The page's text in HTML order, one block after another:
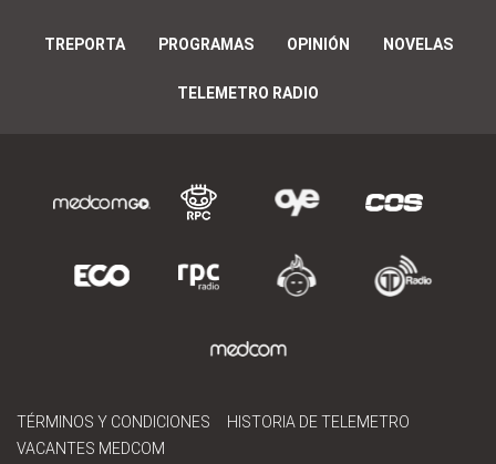
TREPORTA PROGRAMAS OPINIÓN NOVELAS
TELEMETRO RADIO
TÉRMINOS Y CONDICIONES
HISTORIA DE TELEMETRO
VACANTES MEDCOM